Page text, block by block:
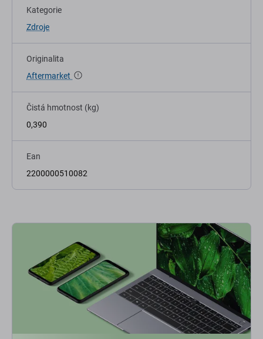
Kategorie
Zdroje
Originalita
Aftermarket
Čistá hmotnost (kg)
0,390
Ean
2200000510082